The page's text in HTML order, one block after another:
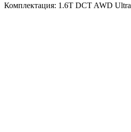
Комплектация: 1.6T DCT AWD Ultra